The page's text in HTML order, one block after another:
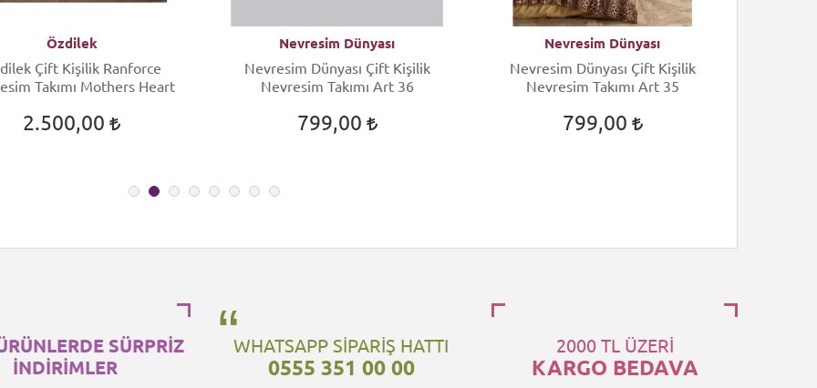
Özdilek
Çift Kişilik Ranforce
Takımı Mothers Heart
2.500,00
Nevresim Dünyası
Nevresim Dünyası Çift Kişilik
Nevresim Takımı Art 36
799,00
Nevresim Dünyası
Nevresim Dünyası Çift Kişilik
Nevresim Takımı Art 35
799,00
SÜRPRİZ
İNDİRİMLER
WHATSAPP SİPARİŞ HATTI
0555 351 00 00
2000 TL ÜZERİ
KARGO BEDAVA